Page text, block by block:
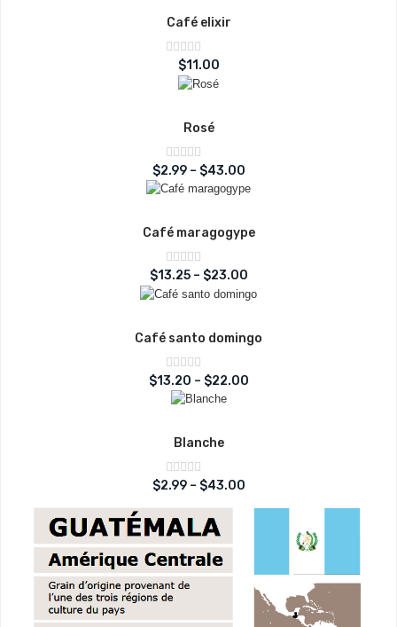
Café elixir
Note
sur
5
$11.00
Rosé
Note
0
5
$2.99– $43.00
Café maragogype
Note
0
5
$13.25– $23.00
Café santo domingo
Note
0sur
5
$13.20 – $22.00
Blanche
Note
5
$2.99– $43.00